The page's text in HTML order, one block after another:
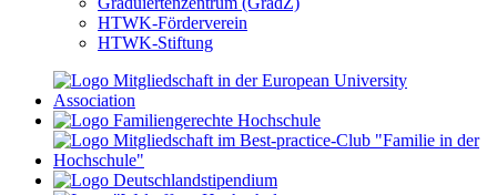
HTWK-Förderverein
HTWK-Stiftung